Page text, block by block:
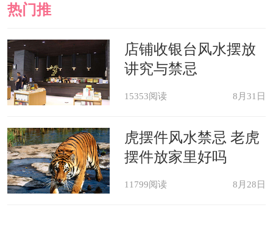
热门推
荐
店铺收银台风水摆放
讲究与禁忌
15353阅读 8月31日
虎摆件风水禁忌 老虎
摆件放家里好吗
11799阅读 8月28日